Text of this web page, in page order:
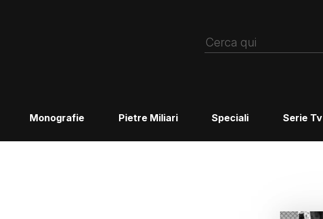
Monografie Pietre Miliari Speciali Serie Tv